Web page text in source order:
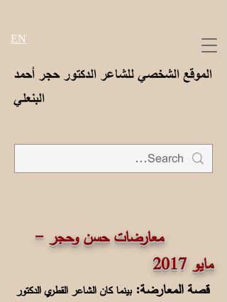
الموقع الشخصي للشاعر الدكتور حجر أحمد
البنعلي
EN
معارضات حسن وحجر -
مايو 2017
قصة المعارضة:بينما كان الشاعر القطري الدكتور